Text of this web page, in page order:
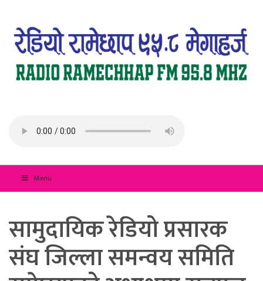
Menu
सामुदायिक रेडियो प्रसारक
संघ जिल्ला समन्वय समिति